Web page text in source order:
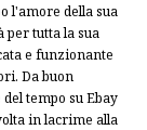
l'amore della sua
per tutta la sua
e funzionante
Da buon
tempo su Ebay
in lacrime alla